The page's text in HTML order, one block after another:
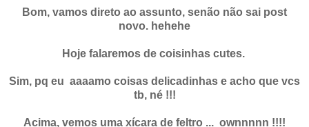
Bom, vamos direto ao assunto, senão não sai post
novo. hehehe
Hoje falaremos de coisinhas cutes.
Sim, pq eu aaaamo coisas delicadinhas e acho que vcs
tb, né !!!
Acima, vemos uma xícara de feltro ... ownnnnn !!!!